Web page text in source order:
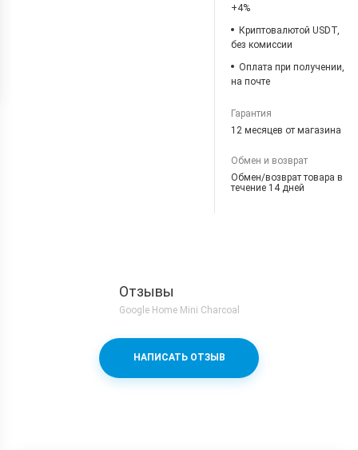
+4%
Криптовалютой USDT,
без комиссии
Оплата при получении,
на почте
Гарантия
12 месяцев от магазина
Обмен и возврат
Обмен/возврат товара в
течение 14 дней
Отзывы
Google Home Mini Charcoal
НАПИСАТЬ ОТЗЫВ